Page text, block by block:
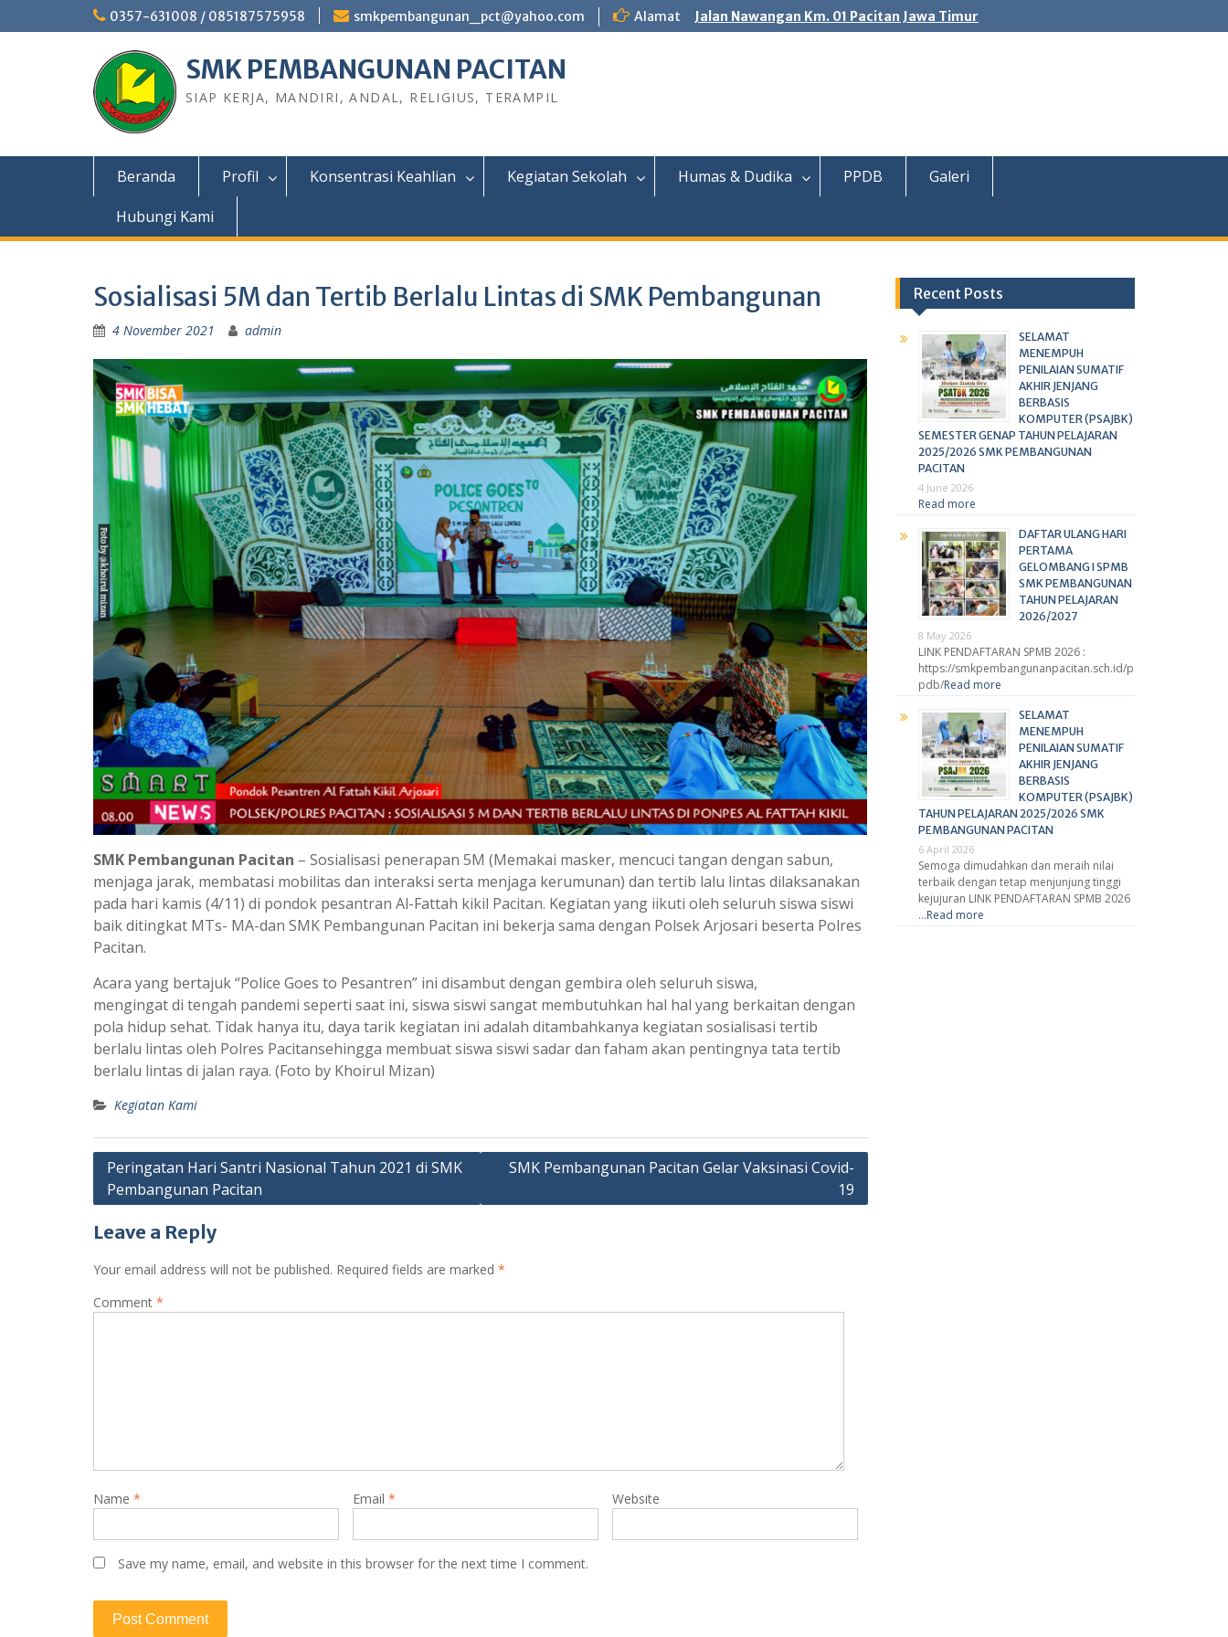
0357-631008 / 085187575958 smkpembangunan_pct@yahoo.com Alamat Jalan Nawangan Km. 01 Pacitan Jawa Timur
SMK PEMBANGUNAN PACITAN
SIAP KERJA, MANDIRI, ANDAL, RELIGIUS, TERAMPIL
Beranda Profil Konsentrasi Keahlian Kegiatan Sekolah Humas & Dudika PPDB
Galeri
Hubungi Kami
Sosialisasi 5M dan Tertib Berlalu Lintas di SMK Pembangunan
4 November 2021 admin
SMK Pembangunan Pacitan – Sosialisasi penerapan 5M (Memakai masker, mencuci tangan dengan sabun,
menjaga jarak, membatasi mobilitas dan interaksi serta menjaga kerumunan) dan tertib lalu lintas dilaksanakan
pada hari kamis (4/11) di pondok pesantran Al-Fattah kikil Pacitan. Kegiatan yang iikuti oleh seluruh siswa siswi
baik ditingkat MTs- MA-dan SMK Pembangunan Pacitan ini bekerja sama dengan Polsek Arjosari beserta Polres
Pacitan.
Acara yang bertajuk “Police Goes to Pesantren” ini disambut dengan gembira oleh seluruh siswa,
mengingat di tengah pandemi seperti saat ini, siswa siswi sangat membutuhkan hal hal yang berkaitan dengan
pola hidup sehat. Tidak hanya itu, daya tarik kegiatan ini adalah ditambahkanya kegiatan sosialisasi tertib
berlalu lintas oleh Polres Pacitansehingga membuat siswa siswi sadar dan faham akan pentingnya tata tertib
berlalu lintas di jalan raya. (Foto by Khoirul Mizan)
Kegiatan Kami
Peringatan Hari Santri Nasional Tahun 2021 di SMK
Pembangunan Pacitan
SMK Pembangunan Pacitan Gelar Vaksinasi Covid-
19
Leave a Reply
Your email address will not be published. Required fields are marked *
Comment *
Name * Email * Website
Save my name, email, and website in this browser for the next time I comment.
Recent Posts
SELAMAT
MENEMPUH
PENILAIAN SUMATIF
AKHIR JENJANG
BERBASIS
KOMPUTER (PSAJBK)
SEMESTER GENAP TAHUN PELAJARAN
2025/2026 SMK PEMBANGUNAN
PACITAN
4 June 2026
Read more
DAFTAR ULANG HARI
PERTAMA
GELOMBANG I SPMB
SMK PEMBANGUNAN
TAHUN PELAJARAN
2026/2027
8 May 2026
LINK PENDAFTARAN SPMB 2026 :
https://smkpembangunanpacitan.sch.id/p
pdb/Read more
SELAMAT
MENEMPUH
PENILAIAN SUMATIF
AKHIR JENJANG
BERBASIS
KOMPUTER (PSAJBK)
TAHUN PELAJARAN 2025/2026 SMK
PEMBANGUNAN PACITAN
6 April 2026
Semoga dimudahkan dan meraih nilai
terbaik dengan tetap menjunjung tinggi
kejujuran LINK PENDAFTARAN SPMB 2026
…Read more